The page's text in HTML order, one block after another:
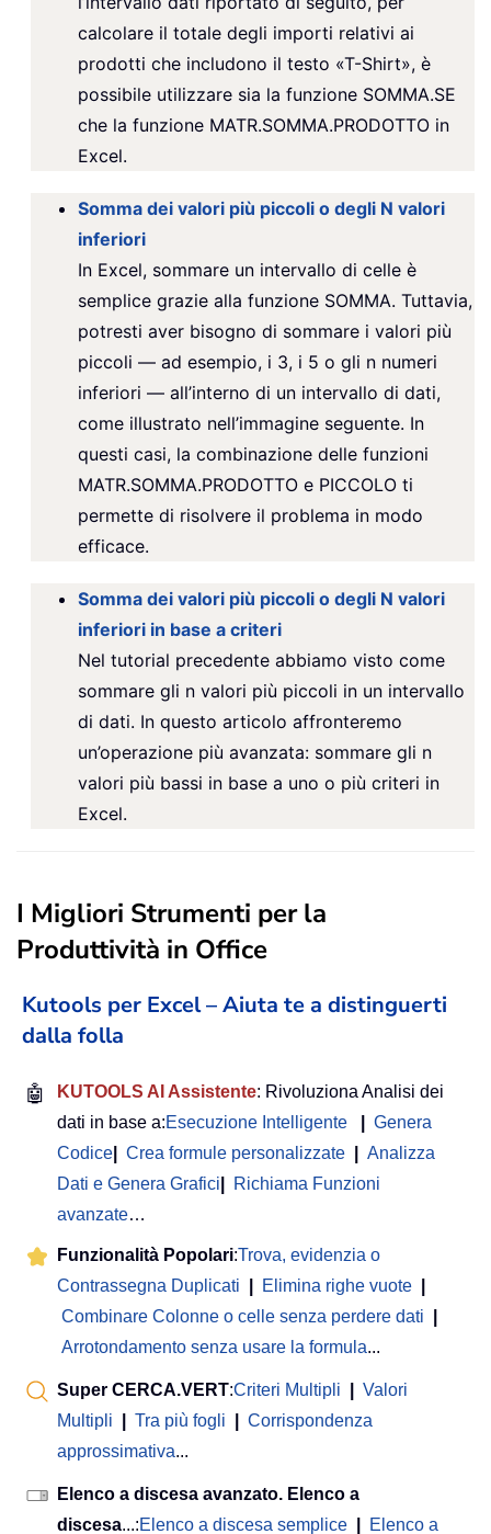
calcolare il totale degli importi relativi ai
prodotti che includono il testo «T-Shirt», è
possibile utilizzare sia la funzione SOMMA.SE
che la funzione MATR.SOMMA.PRODOTTO in
Excel.
Somma dei valori più piccoli o degli N valori
inferiori
In Excel, sommare un intervallo di celle è
semplice grazie alla funzione SOMMA. Tuttavia,
potresti aver bisogno di sommare i valori più
piccoli — ad esempio, i 3, i 5 o gli n numeri
inferiori — all’interno di un intervallo di dati,
come illustrato nell’immagine seguente. In
questi casi, la combinazione delle funzioni
MATR.SOMMA.PRODOTTO e PICCOLO ti
permette di risolvere il problema in modo
efficace.
Somma dei valori più piccoli o degli N valori
inferiori in base a criteri
Nel tutorial precedente abbiamo visto come
sommare gli n valori più piccoli in un intervallo
di dati. In questo articolo affronteremo
un’operazione più avanzata: sommare gli n
valori più bassi in base a uno o più criteri in
Excel.
I Migliori Strumenti per la
Produttività in Office
Kutools per Excel – Aiuta te a distinguerti
dalla folla
🤖 KUTOOLS AI Assistente: Rivoluziona Analisi dei
dati in base a:Esecuzione Intelligente
Genera
Codice
Crea formule personalizzate
Analizza
Dati e Genera Grafici
Richiama Funzioni
avanzate…
Funzionalità Popolari:Trova, evidenzia o
Contrassegna Duplicati
Elimina righe vuote
Combinare Colonne o celle senza perdere dati
Arrotondamento senza usare la formula...
Super CERCA.VERT:Criteri Multipli
Valori
Multipli
Tra più fogli
Corrispondenza
approssimativa...
Elenco a discesa avanzato. Elenco a
discesa...:Elenco a discesa semplice
Elenco a